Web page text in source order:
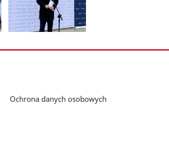
zdjęcie
Ochrona danych osobowych